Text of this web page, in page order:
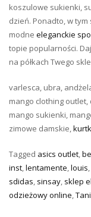
koszulowe sukienki,
dzień. Ponadto, w
modne eleganckie
topie popularności.
na półkach Twego
varlesca, ubra,
mango clothing
mango sukienki,
zimowe damskie,
Tagged asics outlet,
inst,lentamente,louis,
sdidas, sinsay, sklep
odzieżowy online,